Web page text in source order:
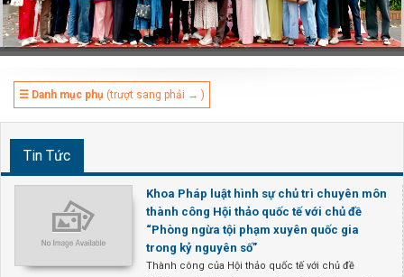
☰ Danh mục phụ (trượt sang phải → )
Tin Tức
Khoa Pháp luật hình sự chủ trì chuyên môn
thành công Hội thảo quốc tế với chủ đề
“Phòng ngừa tội phạm xuyên quốc gia
trong kỷ nguyên số”
Thành công của Hội thảo quốc tế với chủ đề